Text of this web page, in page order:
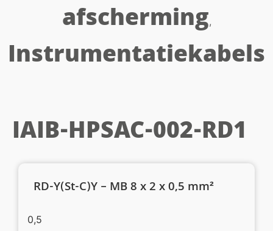
afscherming,
Instrumentatiekabels
IAIB-HPSAC-002-RD1
RD-Y(St-C)Y – MB 8 x 2 x 0,5 mm²
0,5